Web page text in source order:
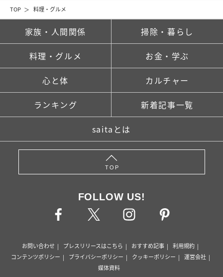
TOP 料理・グルメ
家族・人間関係 掃除・暮らし
料理・グルメ お金・学ぶ
心と体 カルチャー
ランキング 新着記事一覧
saitaとは
TOP
FOLLOW US!
お問い合わせ プレスリリースはこちら おすすめ記事
利用規約
コンテンツポリシー
プライバシーポリシー クッキーポリシー
運営会社
媒体資料